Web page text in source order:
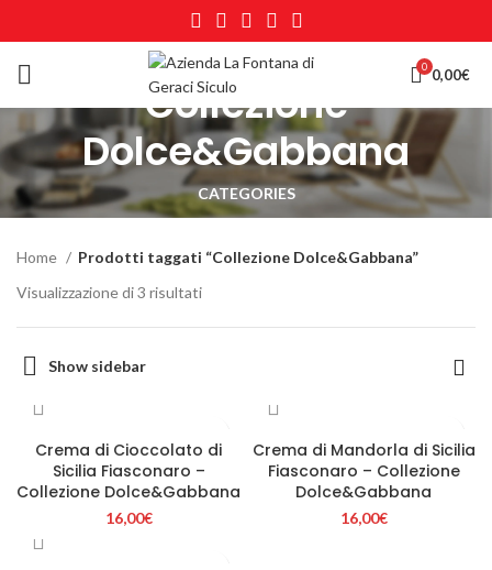
0 0,00€
Collezione
Dolce&Gabbana
CATEGORIES
Home
Prodotti taggati “Collezione Dolce&Gabbana”
Visualizzazione di 3 risultati
Show sidebar
Crema di Cioccolato di
Sicilia Fiasconaro –
Collezione Dolce&Gabbana
16,00€
Crema di Mandorla di Sicilia
Fiasconaro – Collezione
Dolce&Gabbana
16,00€